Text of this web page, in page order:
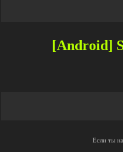
[Android]
Если ты